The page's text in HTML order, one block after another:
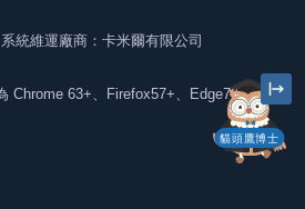
貓頭鷹博士
系統維運廠商：卡米爾有限公司
Chrome 63+、Firefox57+、Edge79+及